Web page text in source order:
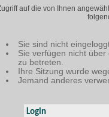
auf die von Ihnen
Sie sind nicht
Sie verfügen nicht
zu betreten.
Ihre Sitzung wurde
Jemand anderes
Login